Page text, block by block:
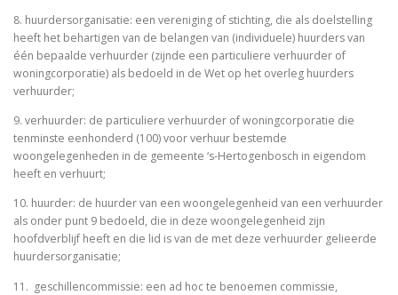
8. huurdersorganisatie: een vereniging of stichting, die als doelstelling
heeft het behartigen van de belangen van (individuele) huurders van
één bepaalde verhuurder (zijnde een particuliere verhuurder of
woningcorporatie) als bedoeld in de Wet op het overleg huurders
verhuurder;
9. verhuurder: de particuliere verhuurder of woningcorporatie die
tenminste eenhonderd (100) voor verhuur bestemde
woongelegenheden in de gemeente ‘s-Hertogenbosch in eigendom
heeft en verhuurt;
10. huurder: de huurder van een woongelegenheid van een verhuurder
als onder punt 9 bedoeld, die in deze woongelegenheid zijn
hoofdverblijf heeft en die lid is van de met deze verhuurder gelieerde
huurdersorganisatie;
11. geschillencommissie: een ad hoc te benoemen commissie,